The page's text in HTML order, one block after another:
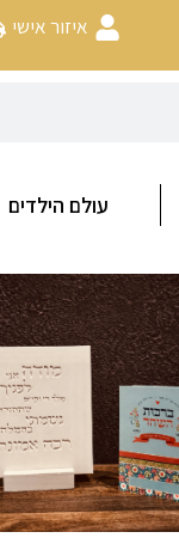
איזור אישי
עולם הילדים